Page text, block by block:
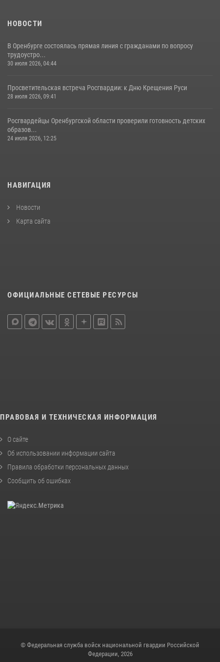
НОВОСТИ
В Оренбурге состоялась прямая линия с гражданами по вопросу
трудоустро...
30 июля 2026, 04:44
Просветительская встреча Росгвардии: к Дню Крещения Руси
28 июля 2026, 09:41
Росгвардейцы Оренбургской области проверили готовность детских
образов...
24 июля 2026, 12:25
НАВИГАЦИЯ
Новости
Карта сайта
ОФИЦИАЛЬНЫЕ СЕТЕВЫЕ РЕСУРСЫ
ПРАВОВАЯ И ТЕХНИЧЕСКАЯ ИНФОРМАЦИЯ
О сайте
Об использовании информации сайта
Правила обработки персональных данных
Сообщить об ошибках
© Федеральная служба войск национальной гвардии Российской
Федерации, 2026